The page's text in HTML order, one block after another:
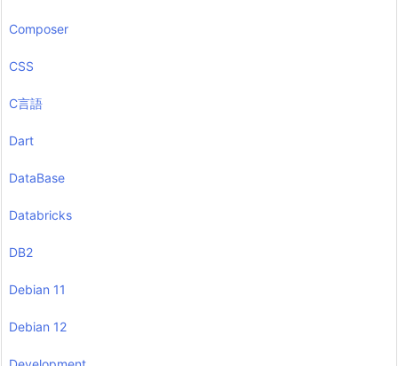
Composer
CSS
C言語
Dart
DataBase
Databricks
DB2
Debian 11
Debian 12